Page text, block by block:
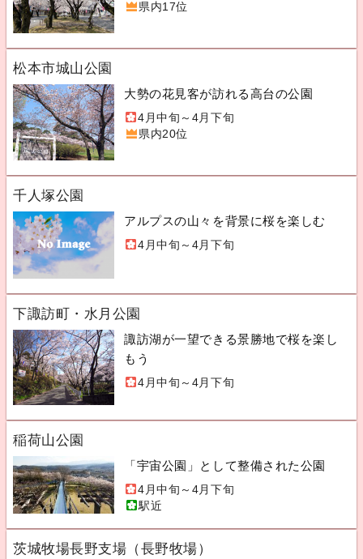
県内17位
松本市城山公園
大勢の花見客が訪れる高台の公園
4月中旬～4月下旬
県内20位
千人塚公園
アルプスの山々を背景に桜を楽しむ
4月中旬～4月下旬
下諏訪町・水月公園
諏訪湖が一望できる景勝地で桜を楽し
もう
4月中旬～4月下旬
稲荷山公園
「宇宙公園」として整備された公園
4月中旬～4月下旬
駅近
茨城牧場長野支場（長野牧場）